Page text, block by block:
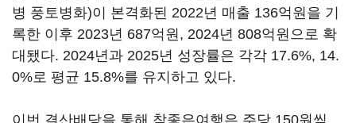
병 풍토병화)이 본격화된 2022년 매출 136억원을 기
록한 이후 2023년 687억원, 2024년 808억원으로 확
대됐다. 2024년과 2025년 성장률은 각각 17.6%, 14.
0%로 평균 15.8%를 유지하고 있다.
이번 결산배당을 통해 참좋은여행은 주당 150원씩